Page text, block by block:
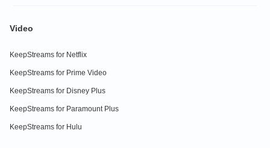
Video
KeepStreams for Netflix
KeepStreams for Prime Video
KeepStreams for Disney Plus
KeepStreams for Paramount Plus
KeepStreams for Hulu